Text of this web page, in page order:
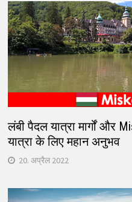
लंबी पैदल यात्रा मार्गों और
यात्रा के लिए महान अनुभव
20. अप्रैल 2022